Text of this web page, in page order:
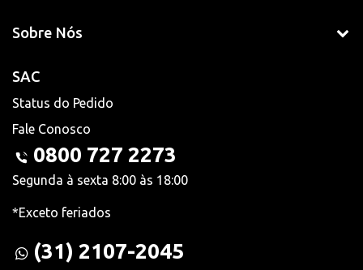
Sobre Nós
SAC
Status do Pedido
Fale Conosco
0800 727 2273
Segunda à sexta 8:00 às 18:00
*Exceto feriados
(31) 2107-2045